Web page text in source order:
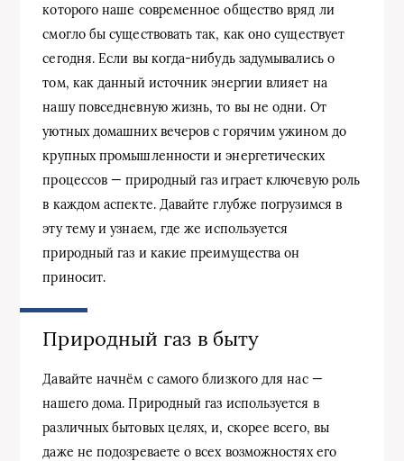
которого наше современное общество вряд ли
смогло бы существовать так, как оно существует
сегодня. Если вы когда-нибудь задумывались о
том, как данный источник энергии влияет на
нашу повседневную жизнь, то вы не одни. От
уютных домашних вечеров с горячим ужином до
крупных промышленности и энергетических
процессов — природный газ играет ключевую роль
в каждом аспекте. Давайте глубже погрузимся в
эту тему и узнаем, где же используется
природный газ и какие преимущества он
приносит.
Природный газ в быту
Давайте начнём с самого близкого для нас —
нашего дома. Природный газ используется в
различных бытовых целях, и, скорее всего, вы
даже не подозреваете о всех возможностях его